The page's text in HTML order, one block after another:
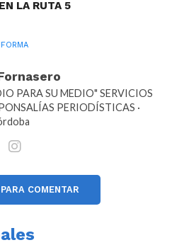
incorporación de la firma
vinculados con la
e institucional.
LA RUTA 5
PARA SU MEDIO" SERVICIOS
PERIODÍSTICAS ·
COMENTAR